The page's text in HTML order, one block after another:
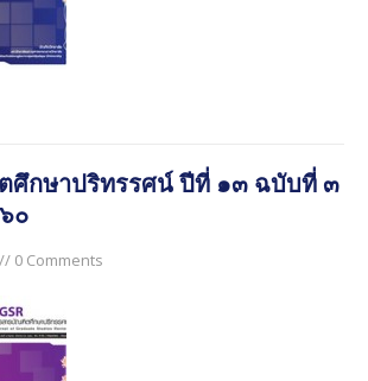
ศึกษาปริทรรศน์ ปีที่ ๑๓ ฉบับที่ ๓
๐
0 Comments